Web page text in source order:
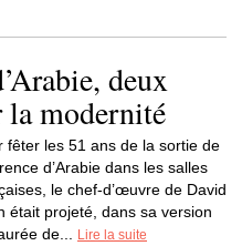
deux
la modernité
fêter les 51 ans de la sortie de
d’Arabie dans les salles
le chef-d’œuvre de David
était projeté, dans sa version
de...
Lire la suite